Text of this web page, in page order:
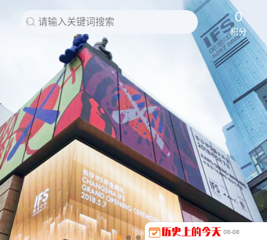
请输入关键词搜索 0
积分
08-08
齐鲁乾时之战，齐桓公的地位得到巩固
英国击败西班牙无敌舰队
布达拉宫维修工程竣工
京津塘高速公路验收后正式通车
旅美华人抗议迫害印尼华人暴行
刘国梁在第45届世乒赛男单决赛中勇夺冠军
我国首次使用自主研制的“实践五号”卫星圆满完成任务
美国摧毁最大儿童色情网站
第29届奥运会组委会筹备办在京成立
第24届世界大学生运动会开幕
第29届北京奥运会开幕
俄罗斯装甲部队进入南奥塞梯
台风“莫拉克”重创台湾
全国第一个“全民健身日”
甘肃舟曲县发生特大泥石流
圣元奶粉遭遇“女婴性早熟门”
美军空袭伊拉克极端组织
“不败组合”吴敏霞、施廷懋女双三米板夺冠
里约奥运龙清泉获男子举重金牌
泳坛”表情包“傅园慧“洪荒之力”走红
8·8九寨沟地震
中国金属物理“一代宗师”柯俊去世